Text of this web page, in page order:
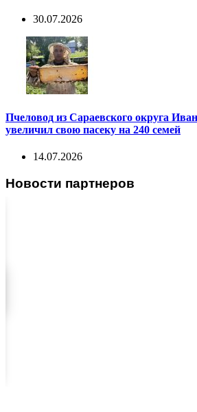
30.07.2026
Пчеловод из Сараевского округа
увеличил свою пасеку на 240 семей
14.07.2026
Новости партнеров